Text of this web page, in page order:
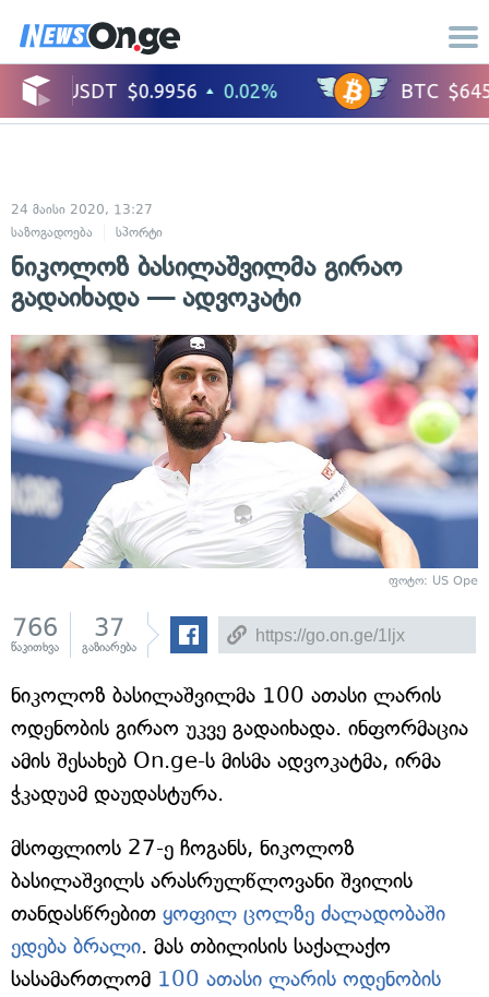
24 მაისი 2020, 13:27
საზოგადოება
სპორტი
ნიკოლოზ ბასილაშვილმა გირაო
გადაიხადა — ადვოკატი
ფოტო: US Ope
766
წაკითხვა
37
გაზიარება
ნიკოლოზ ბასილაშვილმა 100 ათასი ლარის
ოდენობის გირაო უკვე გადაიხადა. ინფორმაცია
ამის შესახებ On.ge-ს მისმა ადვოკატმა, ირმა
ჭკადუამ დაუდასტურა.
მსოფლიოს 27-ე ჩოგანს, ნიკოლოზ
ბასილაშვილს არასრულწლოვანი შვილის
თანდასწრებით ყოფილ ცოლზე ძალადობაში
ედება ბრალი. მას თბილისის საქალაქო
სასამართლომ 100 ათასი ლარის ოდენობის